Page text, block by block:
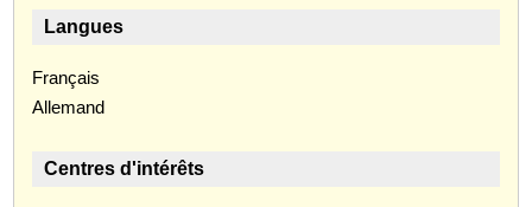
Langues
Français
Allemand
Centres d'intérêts